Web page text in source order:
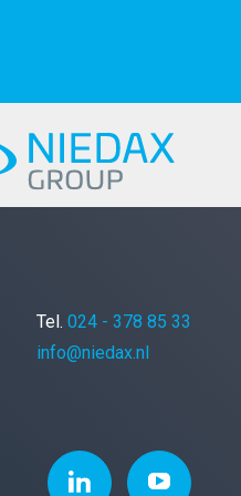
Tel. 024 - 378 85 33
info@niedax.nl